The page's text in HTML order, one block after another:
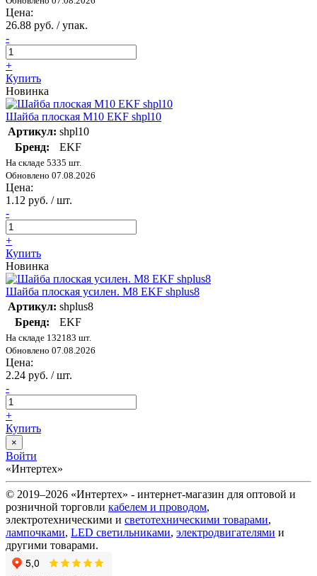
Цена:
26.88 руб. / упак.
-
+
Купить
Новинка
Шайба плоская M10 EKF shpl10
Артикул: shpl10
Бренд:
EKF
На складе 5335 шт.
Обновлено 07.08.2026
Цена:
1.12 руб. / шт.
-
+
Купить
Новинка
Шайба плоская усилен. M8 EKF shplus8
Артикул: shplus8
Бренд:
EKF
На складе 132183 шт.
Обновлено 07.08.2026
Цена:
2.24 руб. / шт.
-
+
Купить
×
Войти
«Интертех»
© 2019–2026 «Интертех» - интернет-магазин для оптовой и
розничной торговли кабелем и проводом,
электротехническими и светотехническими товарами,
лампочками, LED светильниками, электродвигателями и
другими товарами.